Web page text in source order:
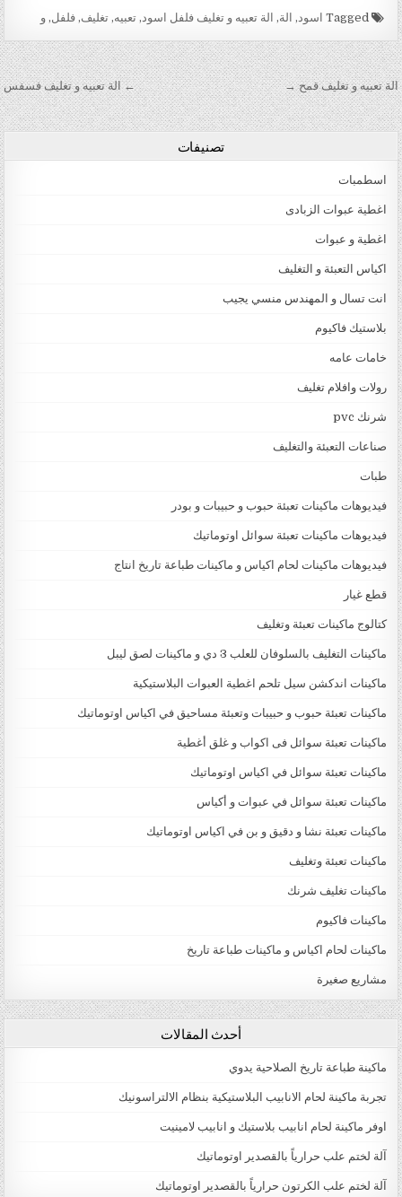
Tagged اسود, الة, الة تعبيه و تغليف فلفل اسود,تعبيه,تغليف,فلفل,و
تصفّح المقالات ← الة تعبيه و تغليف فسفس الة تعبيه و تغليف قمح →
تصنيفات
اسطمبات
اغطية عبوات الزبادى
اغطية و عبوات
اكياس التعبئة و التغليف
انت تسال و المهندس منسي يجيب
بلاستيك فاكيوم
خامات عامه
رولات وافلام تغليف
شرنك pvc
صناعات التعبئة والتغليف
طبات
فيديوهات ماكينات تعبئة حبوب و حبيبات و بودر
فيديوهات ماكينات تعبئة سوائل اوتوماتيك
فيديوهات ماكينات لحام اكياس و ماكينات طباعة تاريخ انتاج
قطع غيار
كتالوج ماكينات تعبئة وتغليف
ماكينات التغليف بالسلوفان للعلب 3 دي و ماكينات لصق ليبل
ماكينات اندكشن سيل تلحم اغطية العبوات البلاستيكية
ماكينات تعبئة حبوب و حبيبات وتعبئة مساحيق في اكياس اوتوماتيك
ماكينات تعبئة سوائل فى اكواب و غلق أغطية
ماكينات تعبئة سوائل في اكياس اوتوماتيك
ماكينات تعبئة سوائل في عبوات و أكياس
ماكينات تعبئة نشا و دقيق و بن في اكياس اوتوماتيك
ماكينات تعبئة وتغليف
ماكينات تغليف شرنك
ماكينات فاكيوم
ماكينات لحام اكياس و ماكينات طباعة تاريخ
مشاريع صغيرة
أحدث المقالات
ماكينة طباعة تاريخ الصلاحية يدوي
تجربة ماكينة لحام الانابيب البلاستيكية بنظام الالتراسونيك
اوفر ماكينة لحام انابيب بلاستيك و انابيب لامينيت
آلة لختم علب حرارياً بالقصدير اوتوماتيك
آلة لختم علب الكرتون حرارياً بالقصدير اوتوماتيك